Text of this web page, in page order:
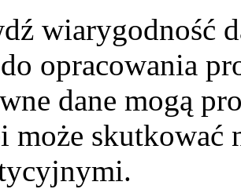
wiarygodność
opracowania
dane mogą
może skutkować